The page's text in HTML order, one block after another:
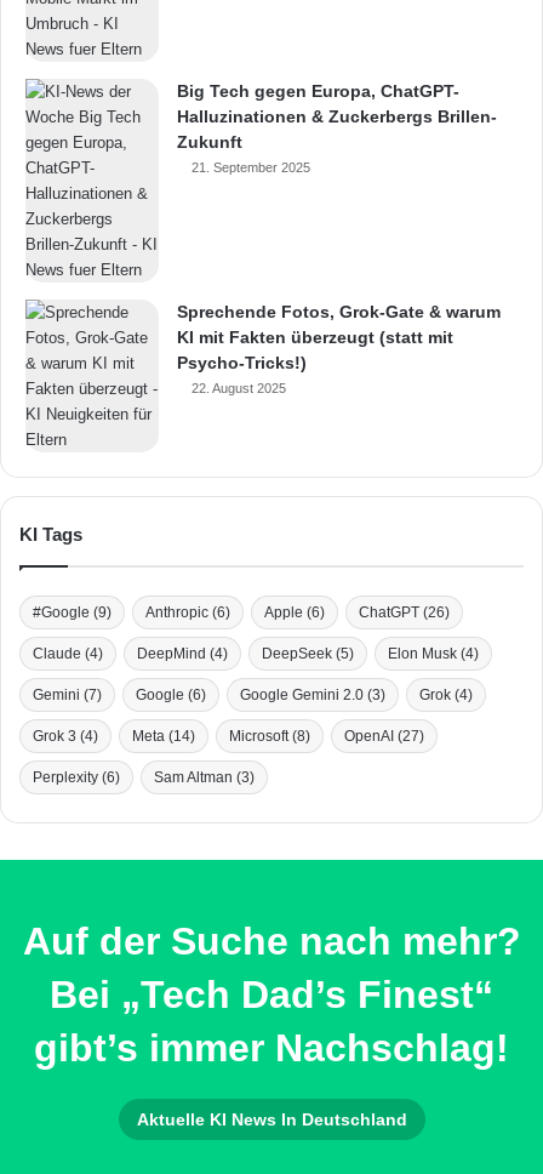
Big Tech gegen Europa, ChatGPT-
Halluzinationen & Zuckerbergs Brillen-
Zukunft
21. September 2025
Sprechende Fotos, Grok-Gate & warum
KI mit Fakten überzeugt (statt mit
Psycho-Tricks!)
22. August 2025
KI Tags
#Google (9) Anthropic (6) Apple (6) ChatGPT (26)
Claude (4) DeepMind (4) DeepSeek (5) Elon Musk (4)
Gemini (7) Google (6) Google Gemini 2.0 (3) Grok (4)
Grok 3 (4) Meta (14) Microsoft(8) OpenAI (27)
Perplexity (6) Sam Altman (3)
Auf der Suche nach mehr?
Bei „Tech Dad’s Finest“
gibt’s immer Nachschlag!
Aktuelle KI News In Deutschland